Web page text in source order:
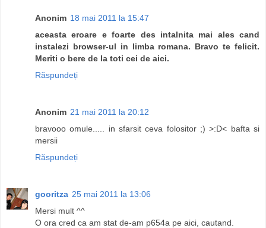
Anonim 18 mai 2011 la 15:47
aceasta eroare e foarte des intalnita mai ales cand
instalezi browser-ul in limba romana. Bravo te felicit.
Meriti o bere de la toti cei de aici.
Răspundeți
Anonim 21 mai 2011 la 20:12
bravooo omule..... in sfarsit ceva folositor ;) >:D< bafta si
mersii
Răspundeți
gooritza 25 mai 2011 la 13:06
Mersi mult ^^
O ora cred ca am stat de-am p654a pe aici, cautand.